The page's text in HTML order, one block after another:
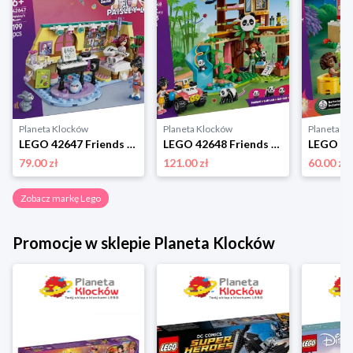
Planeta Klocków
LEGO 42647 Friends Pokój Paisley Lego
79.00 zł
Planeta Klocków
LEGO 42648 Friends Opieka nad pandami w rezerwacie Lego
121.00 zł
Planeta
60.00 zł
Zobacz markę Lego
Promocje w sklepie Planeta Klocków